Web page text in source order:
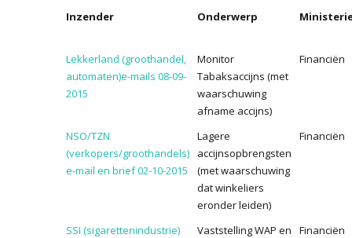
Inzender Onderwerp
Lekkerland (groothandel,
automaten)e-mails 08-09-
2015
Monitor
Tabaksaccijns (met
waarschuwing
afname accijns)
Financiën
NSO/TZN
(verkopers/groothandels)
e-mail en brief 02-10-2015
Lagere
accijnsopbrengsten
(met waarschuwing
dat winkeliers
eronder leiden)
Financiën
SSI (sigarettenindustrie)
Vaststelling WAP en
Financiën